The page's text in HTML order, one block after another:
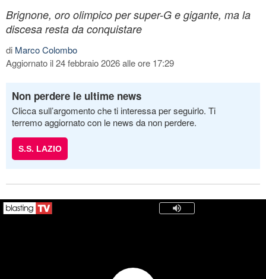
Brignone, oro olimpico per super-G e gigante, ma la
discesa resta da conquistare
di Marco Colombo
Aggiornato il 24 febbraio 2026 alle ore 17:29
Non perdere le ultime news
Clicca sull’argomento che ti interessa per seguirlo. Ti
terremo aggiornato con le news da non perdere.
S.S. LAZIO